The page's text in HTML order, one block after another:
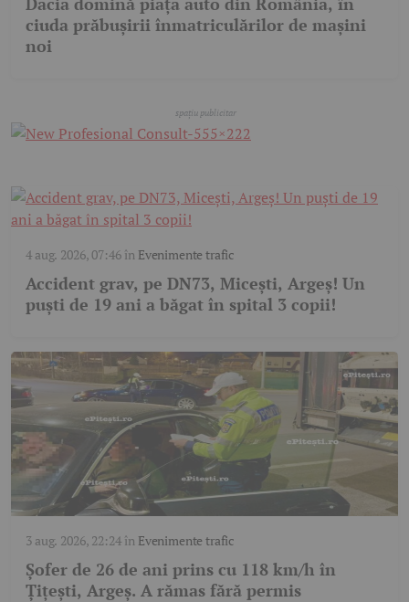
ciuda prăbușirii înmatriculărilor de mașini
noi
4 aug. 2026, 07:46în Evenimente trafic
Accident grav, pe DN73, Micești, Argeș! Un
puști de 19 ani a băgat în spital 3 copii!
3 aug. 2026, 22:24în Evenimente trafic
Șofer de 26 de ani prins cu 118 km/h în
Țițești, Argeș. A rămas fără permis